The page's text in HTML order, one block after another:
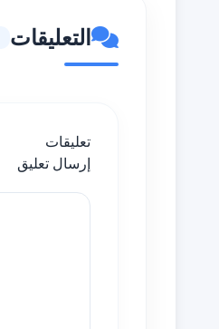
التعليقات
تعليقات
إرسال تعليق